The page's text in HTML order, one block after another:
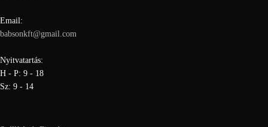
Email:
babsonkft@gmail.com
Nyitvatartás:
H - P: 9 - 18
Sz: 9 - 14